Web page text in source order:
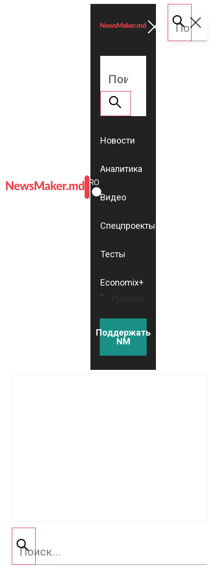
ROMÂNĂ
RU
Новости
Аналитика
Видео
Спецпроекты
Тесты
Economix+
Поддержать
NM